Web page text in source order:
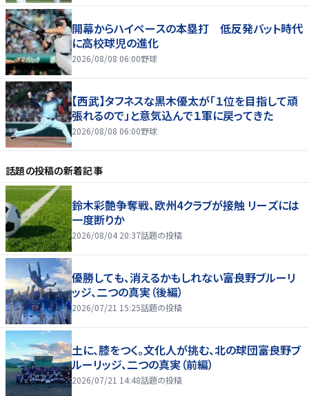
開幕からハイペースの本塁打 低反発バット時代
に高校球児の進化
2026/08/08 06:00野球
【西武】タフネスな黒木優太が「１位を目指して頑
張れるので」と意気込んで１軍に戻ってきた
2026/08/08 06:00野球
話題の投稿の新着記事
鈴木彩艶争奪戦、欧州4クラブが接触 リーズには
一度断りか
2026/08/04 20:37話題の投稿
優勝しても、消えるかもしれない――富良野ブルーリ
ッジ、二つの真実（後編）
2026/07/21 15:25話題の投稿
土に、膝をつく。文化人が挑む、北の球団――富良野ブ
ルーリッジ、二つの真実（前編）
2026/07/21 14:48話題の投稿